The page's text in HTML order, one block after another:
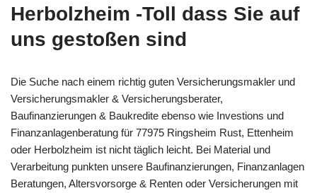
Herbolzheim -Toll dass Sie auf
uns gestoßen sind
Die Suche nach einem richtig guten Versicherungsmakler und
Versicherungsmakler & Versicherungsberater,
Baufinanzierungen & Baukredite ebenso wie Investions und
Finanzanlagenberatung für 77975 Ringsheim Rust, Ettenheim
oder Herbolzheim ist nicht täglich leicht. Bei Material und
Verarbeitung punkten unsere Baufinanzierungen, Finanzanlagen
Beratungen, Altersvorsorge & Renten oder Versicherungen mit